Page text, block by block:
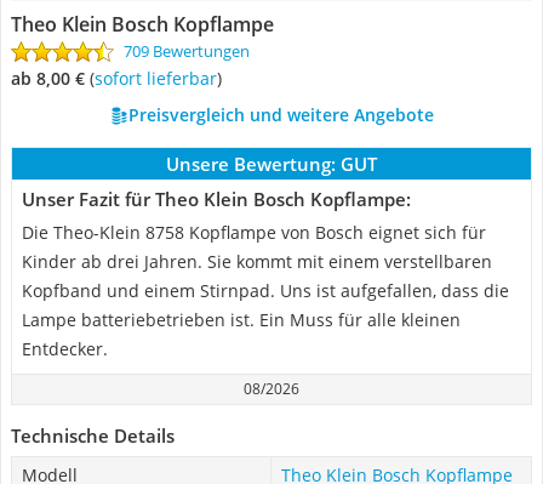
Theo Klein Bosch Kopflampe
709 Bewertungen
ab 8,00 € ( Sofort lieferbar)
Preisvergleich und weitere Angebote
Unsere Bewertung: GUT
Unser Fazit für Theo Klein Bosch Kopflampe:
Die Theo-Klein 8758 Kopflampe von Bosch eignet sich für
Kinder ab drei Jahren. Sie kommt mit einem verstellbaren
Kopfband und einem Stirnpad. Uns ist aufgefallen, dass die
Lampe batteriebetrieben ist. Ein Muss für alle kleinen
Entdecker.
08/2026
Technische Details
Modell
Theo Klein Bosch Kopflampe